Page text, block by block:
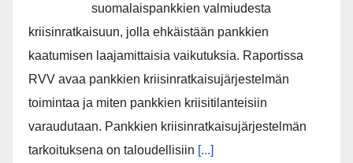
suomalaispankkien valmiudesta
kriisinratkaisuun, jolla ehkäistään pankkien
kaatumisen laajamittaisia vaikutuksia. Raportissa
RVV avaa pankkien kriisinratkaisujärjestelmän
toimintaa ja miten pankkien kriisitilanteisiin
varaudutaan. Pankkien kriisinratkaisujärjestelmän
tarkoituksena on taloudellisiin [...]